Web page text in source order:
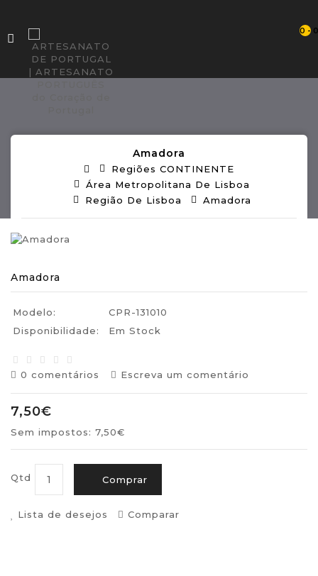
0 -
Amadora
Regiões CONTINENTE
Área Metropolitana De Lisboa
Região De Lisboa
Amadora
Amadora
Modelo:
CPR-131010
Disponibilidade:
Em Stock
0 comentários Escreva um comentário
7,50€
Sem impostos: 7,50€
Qtd Comprar
Lista de desejos Comparar